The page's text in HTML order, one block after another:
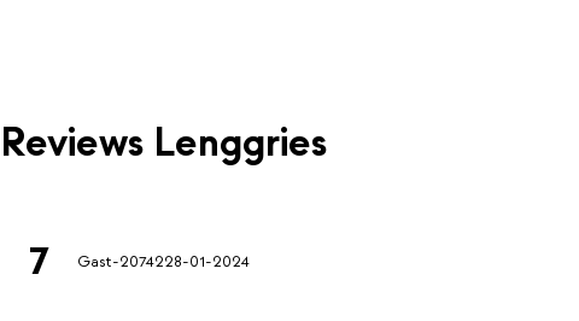
Reviews Lenggries
7 Gast-2074228-01-2024